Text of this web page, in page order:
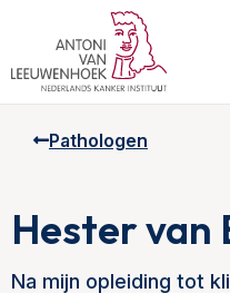
Pathologen
Hester van
Na mijn opleiding tot